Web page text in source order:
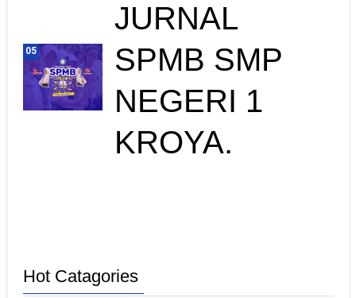
05
JURNAL
SPMB SMP
NEGERI 1
KROYA.
Hot Catagories